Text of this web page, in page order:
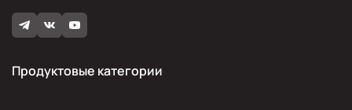
Продуктовые категории